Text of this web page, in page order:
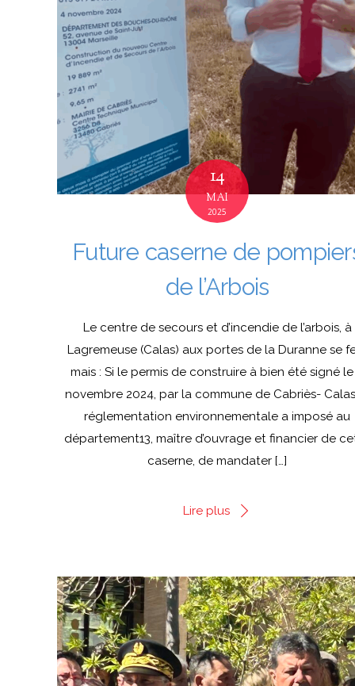
14
MAI
2025
Future caserne de
de l’Arbois
Le centre de secours et d’incendie de l’arbois, à
Lagremeuse (Calas) aux portes de la Duranne se
mais : Si le permis de construire à bien été signé
novembre 2024, par la commune de Cabriès-
réglementation environnementale a imposé au
département13, maître d’ouvrage et financier de
caserne, de mandater […]
Lire plus